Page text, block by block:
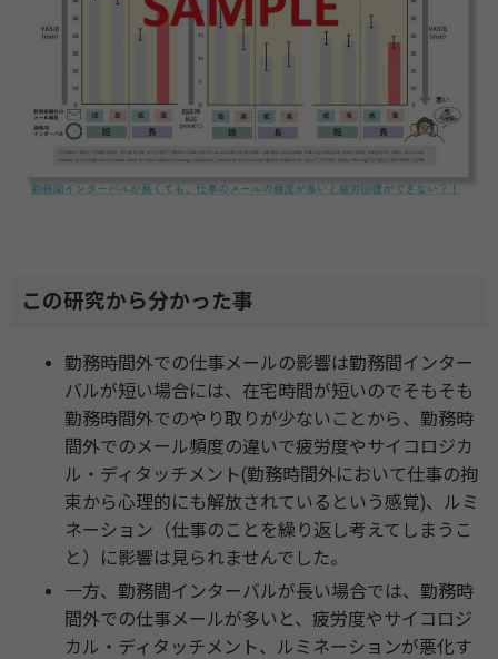
この研究から分かった事
勤務時間外での仕事メールの影響は勤務間インター
バルが短い場合には、在宅時間が短いのでそもそも
勤務時間外でのやり取りが少ないことから、勤務時
間外でのメール頻度の違いで疲労度やサイコロジカ
ル・ディタッチメント(勤務時間外において仕事の拘
束から心理的にも解放されているという感覚)、ルミ
ネーション（仕事のことを繰り返し考えてしまうこ
と）に影響は見られませんでした。
一方、勤務間インターバルが長い場合では、勤務時
間外での仕事メールが多いと、疲労度やサイコロジ
カル・ディタッチメント、ルミネーションが悪化す